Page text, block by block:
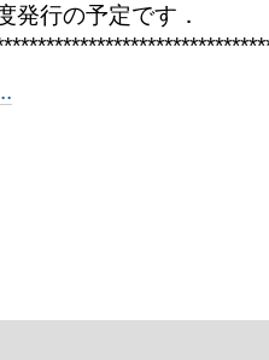
発行の予定です．